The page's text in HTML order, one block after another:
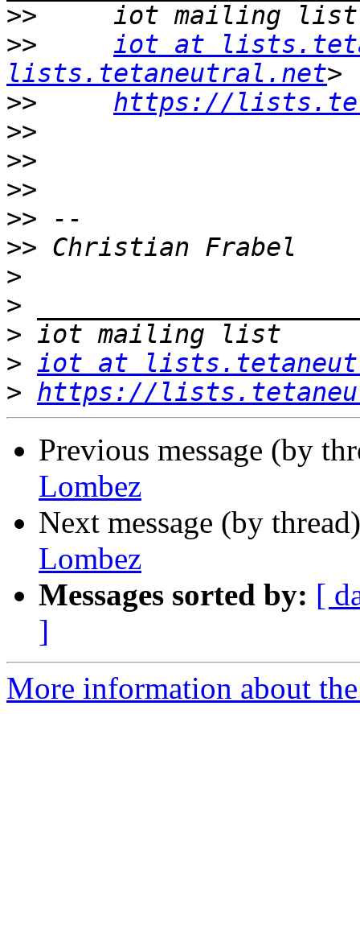
>>
>>
iot at
lists.tetaneutral.net
>>
https://
>>
>>
>>
>>
>>
>
>
>
> iot at
> https://
Previous message (by
Lombez
Next message (by
Lombez
Messages sorted by: [
]
More information about